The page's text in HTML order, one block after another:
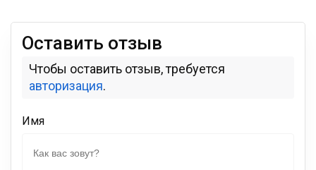
Оставить отзыв
Чтобы оставить отзыв, требуется
авторизация.
Имя